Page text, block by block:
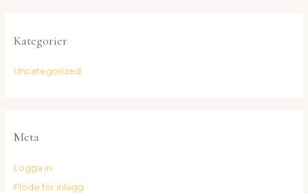
Kategorier
Uncategorized
Meta
Logga in
Flöde för inlägg